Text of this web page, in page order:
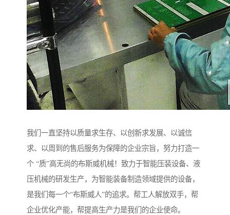
我们一直坚持以质量求生存、以创新求发展、以诚信
求、以周到的售后服务为保障的企业宗旨，努力打造一
个 “质”高无尚的布斯威机械！致力于智能压装设备、液
压机械的研发生产，为智能装备制造领域提供的设备，
是我们每一个“布斯威人”的追求。帮工人解放双手，帮
企业优化产能，帮提高生产力是我们的企业使命。